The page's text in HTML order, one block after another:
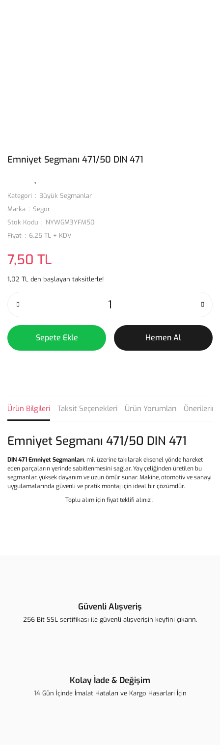
Emniyet Segmanı 471/50 DIN 471
Kategori
Büyük Segmanlar
Marka
Segor
Stok Kodu
NYWGM3YFM50
Fiyat
6,25 TL + KDV
7,50 TL
1,02 TL den başlayan taksitlerle!
Sepete Ekle Hemen Al
Ürün Bilgileri Taksit Seçenekleri Ürün Yorumları
Emniyet Segmanı 471/50 DIN 471
DIN 471 Emniyet Segmanları, mil üzerine takılarak eksenel yönde hareket
eden parçaların yerinde sabitlenmesini sağlar. Yay çeliğinden üretilen bu
segmanlar, yüksek dayanım ve uzun ömür sunar. Makine, otomotiv ve sanayi
uygulamalarında güvenli ve pratik montaj için ideal bir çözümdür.
Toplu alım için fiyat teklifi alınız .
Ürün açıklamasında eksik bilgiler bulunuyor.
Güvenli Alışveriş
256 Bit SSL sertifikası ile güvenli alışverişin keyfini çıkarın.
Kolay İade & Değişim
14 Gün İçinde İmalat Hataları ve Kargo Hasarlari İçin